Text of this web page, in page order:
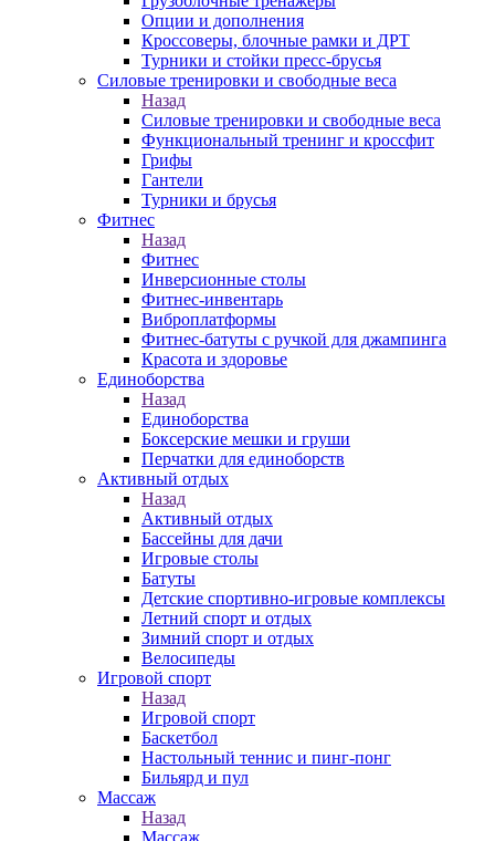
Опции и дополнения
Кроссоверы, блочные рамки и ДРТ
Турники и стойки пресс-брусья
Силовые тренировки и свободные веса
Назад
Силовые тренировки и свободные веса
Функциональный тренинг и кроссфит
Грифы
Гантели
Турники и брусья
Фитнес
Назад
Фитнес
Инверсионные столы
Фитнес-инвентарь
Виброплатформы
Фитнес-батуты с ручкой для джампинга
Красота и здоровье
Единоборства
Назад
Единоборства
Боксерские мешки и груши
Перчатки для единоборств
Активный отдых
Назад
Активный отдых
Бассейны для дачи
Игровые столы
Батуты
Детские спортивно-игровые комплексы
Летний спорт и отдых
Зимний спорт и отдых
Велосипеды
Игровой спорт
Назад
Игровой спорт
Баскетбол
Настольный теннис и пинг-понг
Бильярд и пул
Массаж
Назад
Массаж